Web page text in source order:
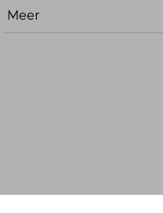
Meer